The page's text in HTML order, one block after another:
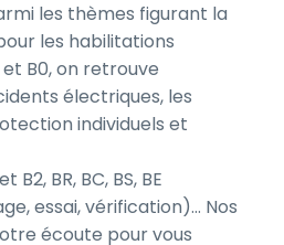
les thèmes figurant la
les habilitations
B0, on retrouve
électriques, les
individuels et
B2, BR, BC, BS, BE
essai, vérification)… Nos
écoute pour vous